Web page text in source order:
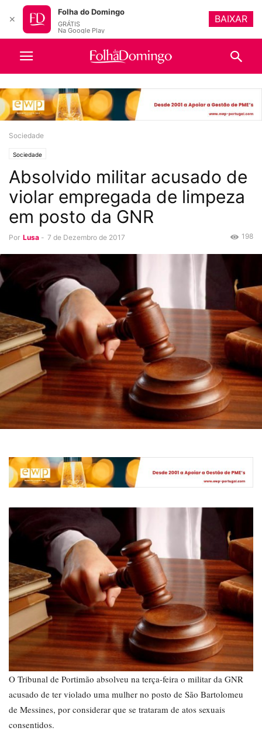
Sociedade
Sociedade
Absolvido militar acusado de
violar empregada de limpeza
em posto da GNR
Por Lusa - 7 de Dezembro de 2017 198
O Tribunal de Portimão absolveu na terça-feira o militar da GNR
acusado de ter violado uma mulher no posto de São Bartolomeu
de Messines, por considerar que se trataram de atos sexuais
consentidos.
✕
Folha do Domingo
GRÁTIS
Na Google Play
BAIXAR